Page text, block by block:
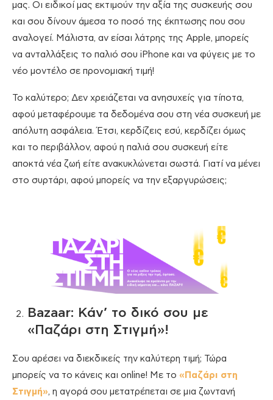
μας. Oι ειδικοί μας εκτιμούν την αξία της συσκευής σου
και σου δίνουν άμεσα το ποσό της έκπτωσης που σου
αναλογεί. Μάλιστα, αν είσαι λάτρης της Apple, μπορείς
να ανταλλάξεις το παλιό σου iPhone και να φύγεις με το
νέο μοντέλο σε προνομιακή τιμή!
Το καλύτερο; Δεν χρειάζεται να ανησυχείς για τίποτα,
αφού μεταφέρουμε τα δεδομένα σου στη νέα συσκευή με
απόλυτη ασφάλεια. Έτσι, κερδίζεις εσύ, κερδίζει όμως
και το περιβάλλον, αφού η παλιά σου συσκευή είτε
αποκτά νέα ζωή είτε ανακυκλώνεται σωστά. Γιατί να μένει
στο συρτάρι, αφού μπορείς να την εξαργυρώσεις;
Bazaar: Κάν’ το δικό σου με
«Παζάρι στη Στιγμή»!
Σου αρέσει να διεκδικείς την καλύτερη τιμή; Τώρα
μπορείς να το κάνεις και online! Με το «Παζάρι στη
Στιγμή», η αγορά σου μετατρέπεται σε μια ζωντανή